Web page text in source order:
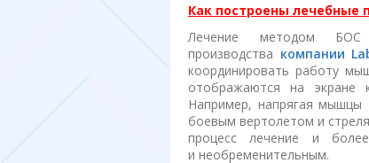
Как построены лечебные
Лечение методом
производства компании
координировать работу
отображаются на экране
Например, напрягая мышцы
боевым вертолетом и
процесс лечение и
и необременительным.